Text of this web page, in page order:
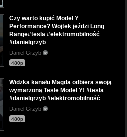
Czy warto kupić Model Y
Performance? Wojtek jeździ Long
Range#tesla #elektromobilność
#danielgrzyb
Daniel Grzyb
480p
Widzka kanału Magda odbiera swoją
wymarzoną Tesle Model Y! #tesla
#danielgrzyb #elektromobilność
Daniel Grzyb
480p